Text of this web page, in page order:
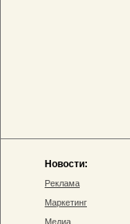
Новости:
Реклама
Маркетинг
Медиа